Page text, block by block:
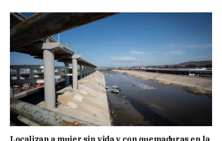
Localizan a mujer sin vida y con quemaduras en la